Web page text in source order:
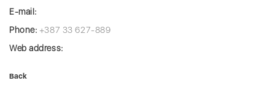
E-mail:
Phone: +387 33 627-889
Web address:
Back